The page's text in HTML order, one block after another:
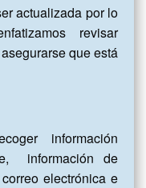
actualizada por lo
revisar
que está
información
información de
electrónica e